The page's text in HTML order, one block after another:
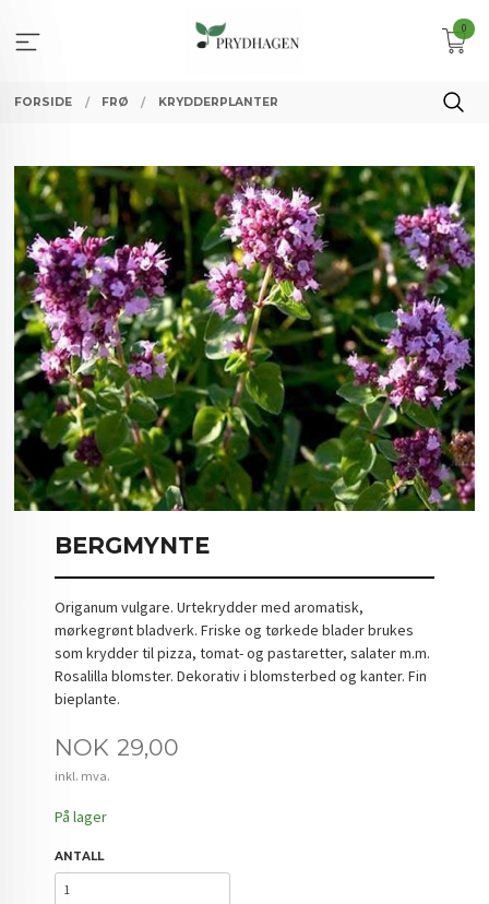
innholdet
0
FORSIDE FRØ KRYDDERPLANTER
BERGMYNTE
Origanum vulgare. Urtekrydder med aromatisk,
mørkegrønt bladverk. Friske og tørkede blader brukes
som krydder til pizza, tomat- og pastaretter, salater m.m.
Rosalilla blomster. Dekorativ i blomsterbed og kanter. Fin
bieplante.
Pris
NOK 29,00
inkl. mva.
På lager
ANTALL